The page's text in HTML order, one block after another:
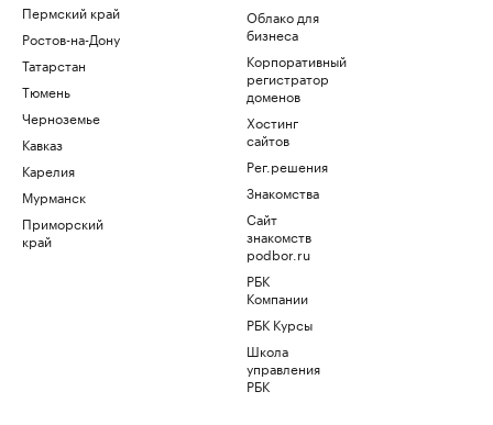
Пермский край
Ростов-на-Дону
Татарстан
Тюмень
Черноземье
Кавказ
Карелия
Мурманск
Приморский
край
Облако для
бизнеса
Корпоративный
регистратор
доменов
Хостинг
сайтов
Рег.решения
Знакомства
Сайт
знакомств
podbor.ru
РБК
Компании
РБК Курсы
Школа
управления
РБК